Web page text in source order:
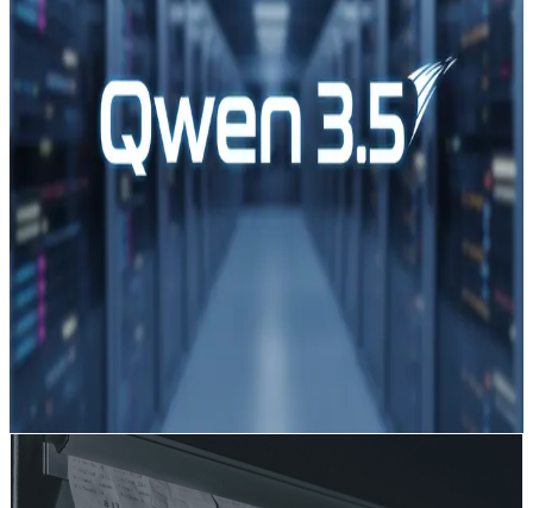
På månenyttårsaften (Feb 16–17, 2026) lanserte Alibaba
Group sin neste generasjons modell, Qwen 3.5 — en
multimodal, agentkapabel modell posisjonert for det
selskapet kaller en "agentic AI"-æra. Bransjedekningen
fremhevet påstander om store effektivitetsgevinster
og kostnadsbesparelser, samt rask støtte fra
maskinvare- og skyleverandører. CometAPI er et
alternativ for utviklere som ønsker hostet API-tilgang
eller en OpenAI-kompatibel integrasjon, mens AMD
annonserte GPU-støtte fra dag 0 for modellen på sin
Instinct-linje. ByteDance er en av de viktigste
innenlandske konkurrentene som lanserte
oppgraderinger i samme høytidsperiode. OpenAI
forblir et referansepunkt for sammenligning i
benchmarktester og integrasjonsstil.